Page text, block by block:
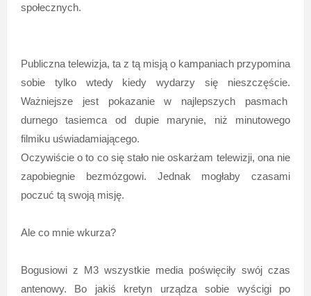
społecznych.
Publiczna telewizja, ta z tą misją o kampaniach przypomina
sobie tylko wtedy kiedy wydarzy się nieszczęście.
Ważniejsze jest pokazanie w najlepszych pasmach
durnego tasiemca od dupie marynie, niż minutowego
filmiku uświadamiającego.
Oczywiście o to co się stało nie oskarżam telewizji, ona nie
zapobiegnie bezmózgowi. Jednak mogłaby czasami
poczuć tą swoją misję.
Ale co mnie wkurza?
Bogusiowi z M3 wszystkie media poświęciły swój czas
antenowy. Bo jakiś kretyn urządza sobie wyścigi po